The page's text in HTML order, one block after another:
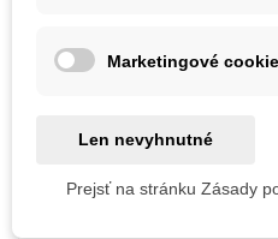
Ďalší rok ichvysádzame na
Detaily produktu
Marketingové
Len nevyhnutné
Prejsť na stránku Zásady